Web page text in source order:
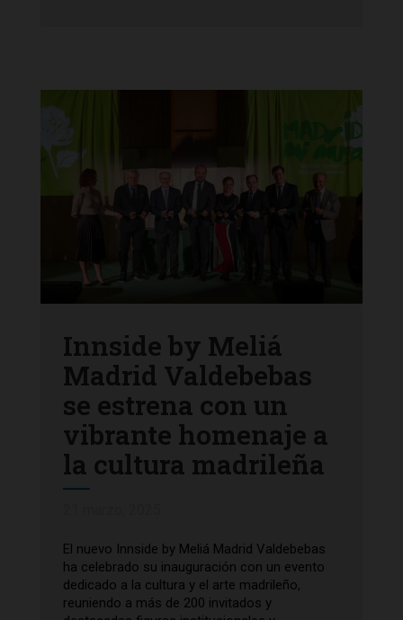
Innside by Meliá
Madrid Valdebebas
se estrena con un
vibrante homenaje a
la cultura madrileña
El nuevo Innside by Meliá Madrid Valdebebas
ha celebrado su inauguración con un evento
dedicado a la cultura y el arte madrileño,
reuniendo a más de 200 invitados y